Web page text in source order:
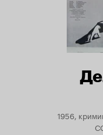
1956,